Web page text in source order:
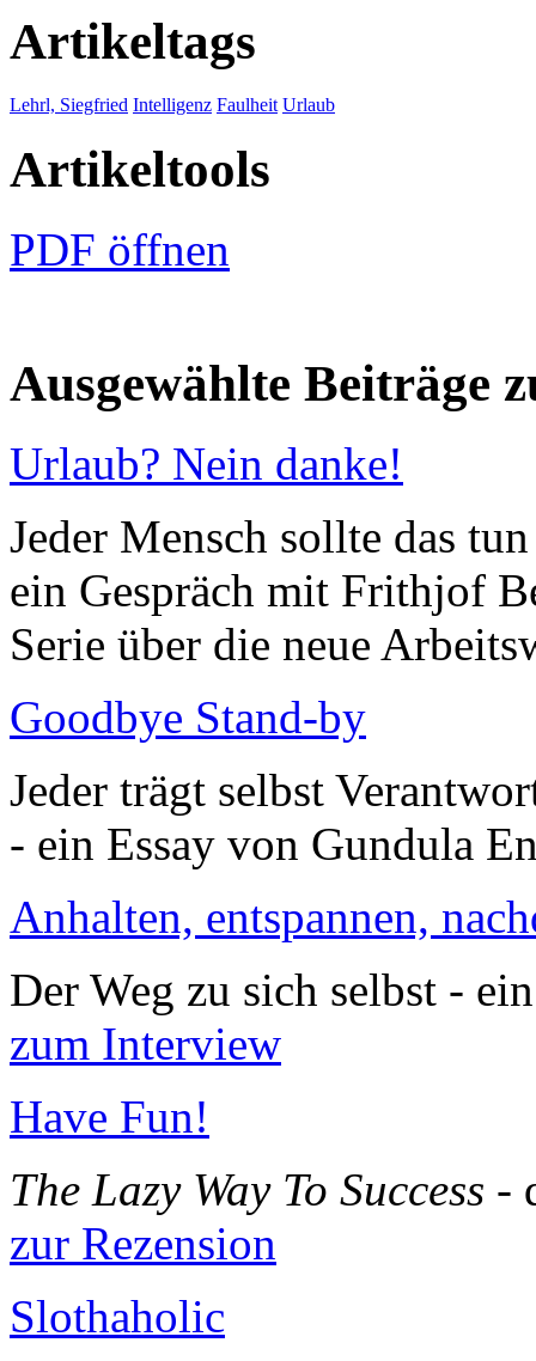
Artikeltags
Lehrl, Siegfried Intelligenz Faulheit Urlaub
Artikeltools
PDF öffnen
Ausgewählte Beiträge
Urlaub? Nein danke!
Jeder Mensch sollte das
ein Gespräch mit Frithjof
Serie über die neue
Goodbye Stand-by
Jeder trägt selbst
- ein Essay von Gundula
Anhalten, entspannen,
Der Weg zu sich selbst -
zum Interview
Have Fun!
The Lazy Way To Success -
zur Rezension
Slothaholic